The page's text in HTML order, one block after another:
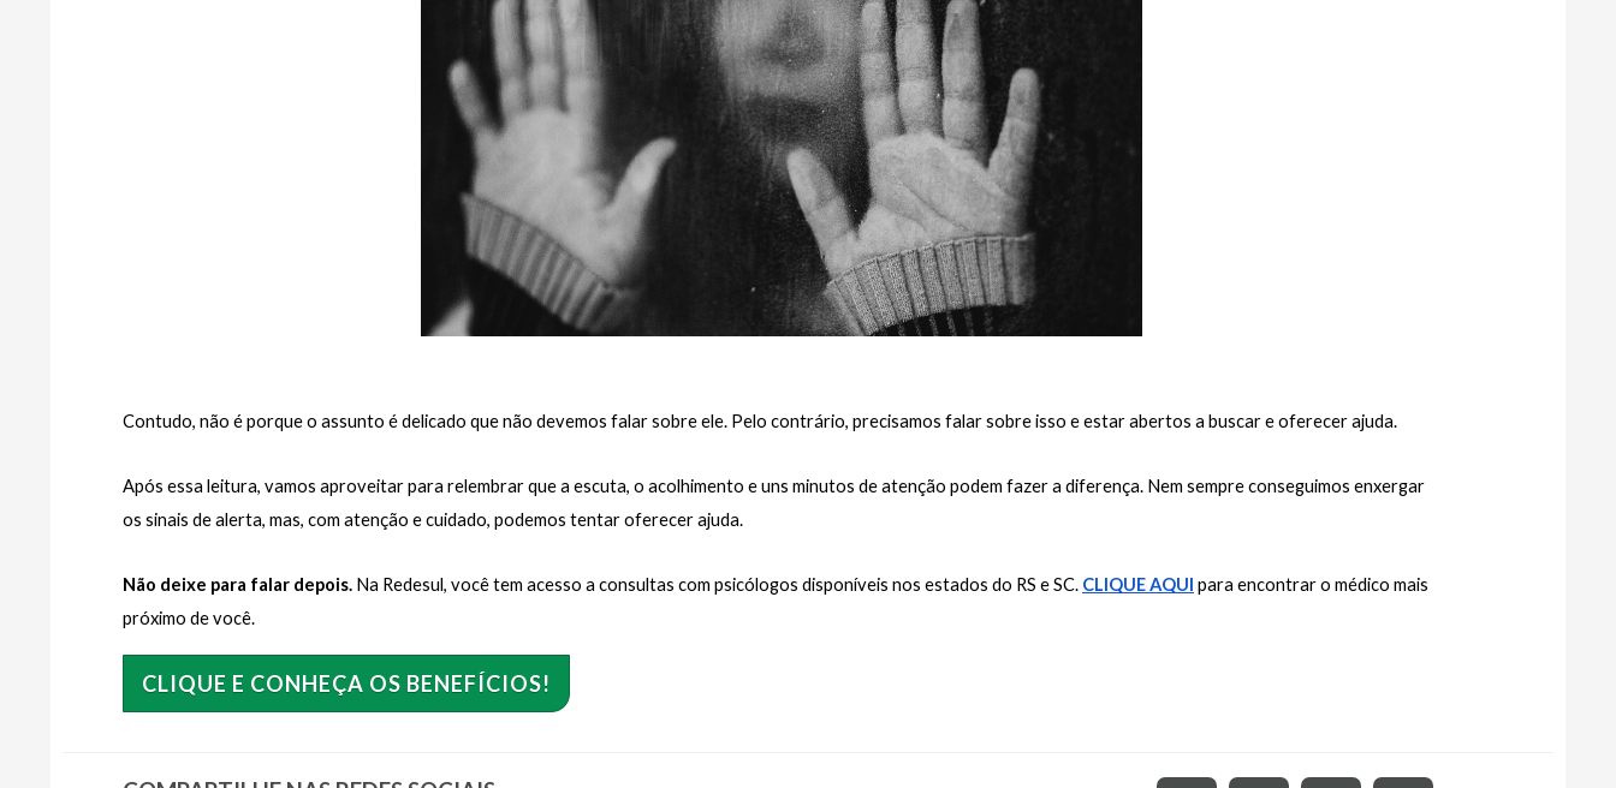
Contudo, não é porque o assunto é delicado que não devemos falar sobre ele. Pelo contrário, precisamos falar sobre isso e estar abertos a buscar e oferecer ajuda.
Após essa leitura, vamos aproveitar para relembrar que a escuta, o acolhimento e uns minutos de atenção podem fazer a diferença. Nem sempre conseguimos enxergar
os sinais de alerta, mas, com atenção e cuidado, podemos tentar oferecer ajuda.
Não deixe para falar depois. Na Redesul, você tem acesso a consultas com psicólogos disponíveis nos estados do RS e SC. CLIQUE AQUI para encontrar o médico mais
próximo de você.
CLIQUE E CONHEÇA OS BENEFÍCIOS!